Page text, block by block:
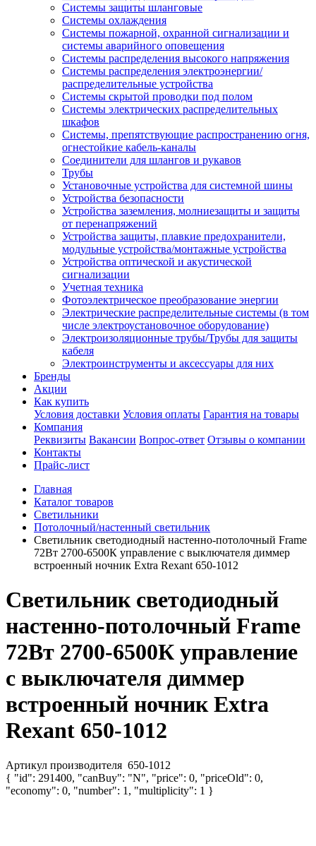
Системы защиты шланговые
Системы охлаждения
Системы пожарной, охранной сигнализации и
системы аварийного оповещения
Системы распределения высокого напряжения
Системы распределения электроэнергии/
распределительные устройства
Системы скрытой проводки под полом
Системы электрических распределительных
шкафов
Системы, препятствующие распространению огня,
огнестойкие кабель-каналы
Соединители для шлангов и рукавов
Трубы
Установочные устройства для системной шины
Устройства безопасности
Устройства заземления, молниезащиты и защиты
от перенапряжений
Устройства защиты, плавкие предохранители,
модульные устройства/монтажные устройства
Устройства оптической и акустической
сигнализации
Учетная техника
Фотоэлектрическое преобразование энергии
Электрические распределительные системы (в том
числе электроустановочное оборудование)
Электроизоляционные трубы/Трубы для защиты
кабеля
Электроинструменты и аксессуары для них
Бренды
Акции
Как купить
Условия доставки Условия оплаты Гарантия на товары
Компания
Реквизиты Вакансии Вопрос-ответ Отзывы о компании
Контакты
Прайс-лист
Главная
Каталог товаров
Светильники
Потолочный/настенный светильник
Светильник светодиодный настенно-потолочный Frame
72Вт 2700-6500К управление с выключателя диммер
встроенный ночник Extra Rexant 650-1012
Светильник светодиодный
настенно-потолочный Frame
72Вт 2700-6500К управление
с выключателя диммер
встроенный ночник Extra
Rexant 650-1012
Артикул производителя 650-1012
{ "id": 291400, "canBuy": "N", "price": 0, "priceOld": 0,
"economy": 0, "number": 1, "multiplicity": 1 }